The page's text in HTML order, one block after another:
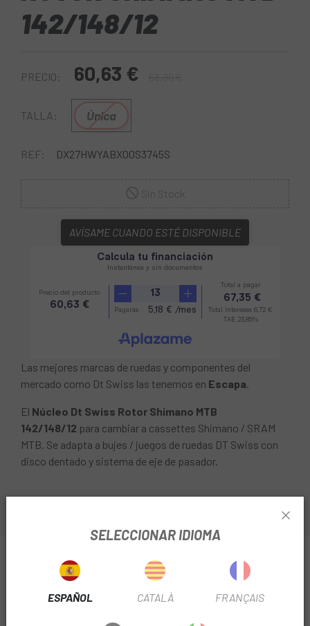
142/148/12
PRECIO: 60,63 €
TALLA: Única
REF: DX27HWYABX00S3745S
AVÍSAME CUANDO ESTÉ DISPONIBLE
Las mejores marcas de ruedas y componentes del
mercado como Dt Swiss las tenemos en Escapa.
El Núcleo Dt Swiss Rotor Shimano MTB
142/148/12 para cambiar a cassettes Shimano / SRAM
MTB. Se adapta a bujes / juegos de ruedas DT Swiss con
disco dentado y sistema de eje de pasador.
INFORMACIÓN SOBRE NÚCLEO DT SWISS ROTOR
SHIMANO MTB 142/148/12
FICHA DE PRODUCTO
SELECCIONAR IDIOMA
ESPAÑOL CATALÀ FRANÇAIS